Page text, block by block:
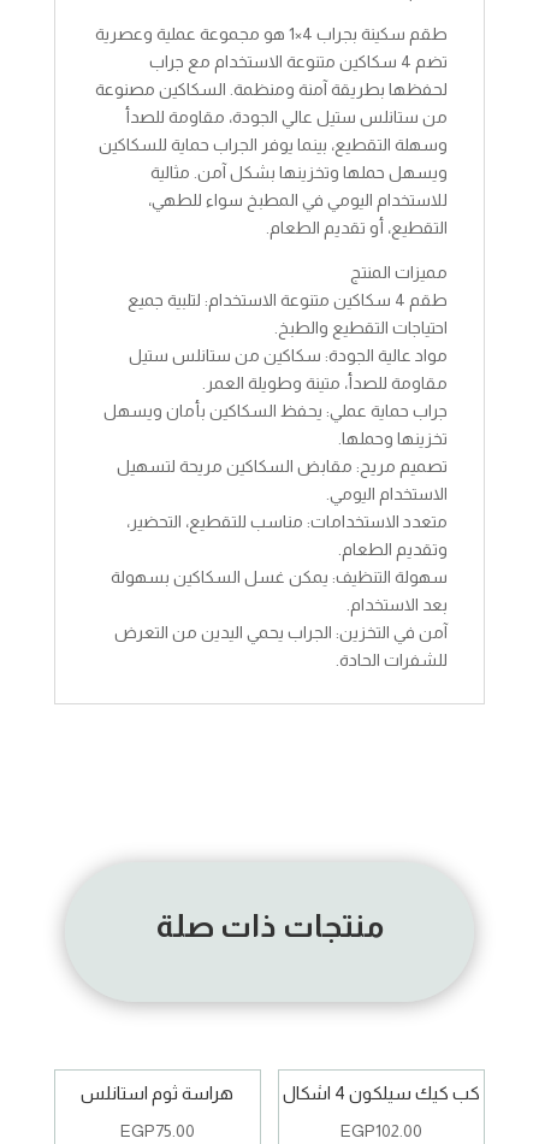
طقم سكينة بجراب 4×1 هو مجموعة عملية وعصرية
تضم 4 سكاكين متنوعة الاستخدام مع جراب
لحفظها بطريقة آمنة ومنظمة. السكاكين مصنوعة
من ستانلس ستيل عالي الجودة، مقاومة للصدأ
وسهلة التقطيع، بينما يوفر الجراب حماية للسكاكين
ويسهل حملها وتخزينها بشكل آمن. مثالية
للاستخدام اليومي في المطبخ سواء للطهي،
التقطيع، أو تقديم الطعام.
مميزات المنتج
طقم 4 سكاكين متنوعة الاستخدام: لتلبية جميع
احتياجات التقطيع والطبخ.
مواد عالية الجودة: سكاكين من ستانلس ستيل
مقاومة للصدأ، متينة وطويلة العمر.
جراب حماية عملي: يحفظ السكاكين بأمان ويسهل
تخزينها وحملها.
تصميم مريح: مقابض السكاكين مريحة لتسهيل
الاستخدام اليومي.
متعدد الاستخدامات: مناسب للتقطيع، التحضير،
وتقديم الطعام.
سهولة التنظيف: يمكن غسل السكاكين بسهولة
بعد الاستخدام.
آمن في التخزين: الجراب يحمي اليدين من التعرض
للشفرات الحادة.
منتجات ذات صلة
كب كيك سيلكون 4 اشكال
EGP102.00
هراسة ثوم استانلس
EGP75.00